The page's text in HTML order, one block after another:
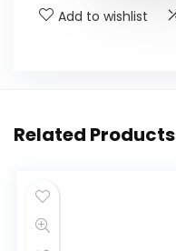
Add to wishlist
Related Products